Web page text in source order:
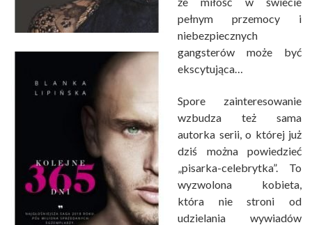
pełnym przemocy i
niebezpiecznych
gangsterów może być
ekscytująca…
Spore zainteresowanie
wzbudza też sama
autorka serii, o której już
dziś można powiedzieć
„pisarka-celebrytka”. To
wyzwolona kobieta,
która nie stroni od
udzielania wywiadów